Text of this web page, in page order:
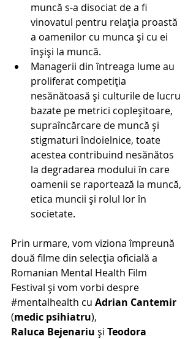
muncă s-a disociat de a fi
vinovatul pentru relația proastă
a oamenilor cu munca și cu ei
înșiși la muncă.
Managerii din întreaga lume au
proliferat competiția
nesănătoasă și culturile de lucru
bazate pe metrici copleșitoare,
supraîncărcare de muncă și
stigmaturi îndoielnice, toate
acestea contribuind nesănătos
la degradarea modului în care
oamenii se raportează la muncă,
etica muncii și rolul lor în
societate.
Prin urmare, vom viziona împreună
două filme din selecția oficială a
Romanian Mental Health Film
Festival și vom vorbi despre
#mentalhealth cu Adrian Cantemir
(medic psihiatru),
Raluca Bejenariu și Teodora